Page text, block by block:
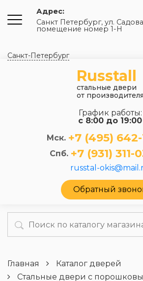
Адрес:
Санкт Петербург, ул.
помещение номер 1-Н
Санкт-Петербург
Russtall
стальные двери
от производителя
График работы:
с 8:00 до 19:00
Мск. +7 (495)
Спб. +7 (931) 311-
russtal-
Обратный
Главная
Каталог дверей
Стальные двери с